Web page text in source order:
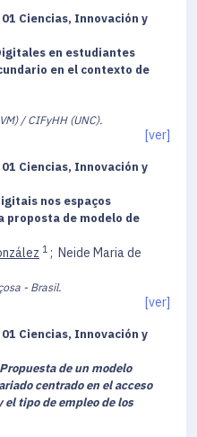
Ciencias, Innovación y
en estudiantes
en el contexto de
/ CIFyHH (UNC).
[ver]
Ciencias, Innovación y
nos espaços
proposta de modelo de
1 ; Neide Maria de
- Brasil.
[ver]
Ciencias, Innovación y
de un modelo
centrado en el acceso
tipo de empleo de los